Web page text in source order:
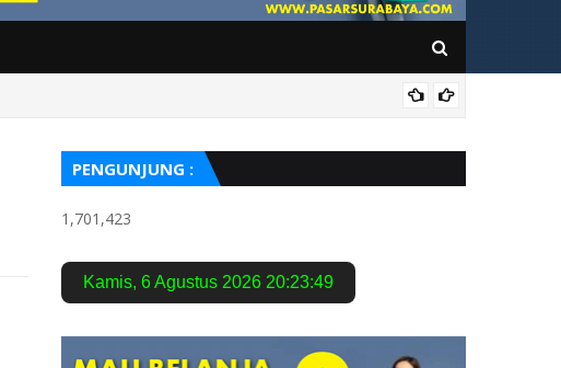
PENGUNJUNG :
1,701,423
Kamis, 6 Agustus 2026 20:23:50